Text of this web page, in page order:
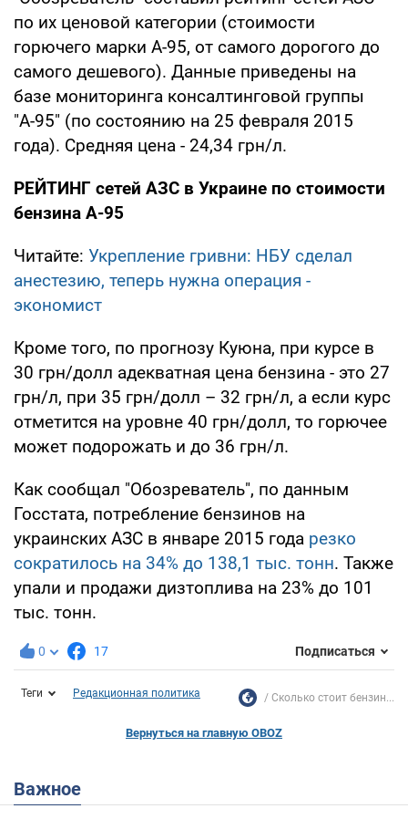
по их ценовой категории (стоимости
горючего марки А-95, от самого дорогого до
самого дешевого). Данные приведены на
базе мониторинга консалтинговой группы
"А-95" (по состоянию на 25 февраля 2015
года). Средняя цена - 24,34 грн/л.
РЕЙТИНГ сетей АЗС в Украине по стоимости
бензина А-95
Читайте: Укрепление гривни: НБУ сделал
анестезию, теперь нужна операция -
экономист
Кроме того, по прогнозу Куюна, при курсе в
30 грн/долл адекватная цена бензина - это 27
грн/л, при 35 грн/долл – 32 грн/л, а если курс
отметится на уровне 40 грн/долл, то горючее
может подорожать и до 36 грн/л.
Как сообщал "Обозреватель", по данным
Госстата, потребление бензинов на
украинских АЗС в январе 2015 года резко
сократилось на 34% до 138,1 тыс. тонн. Также
упали и продажи дизтоплива на 23% до 101
тыс. тонн.
0 17 Подписаться
Теги Редакционная политика Сколько стоит бензин...
Вернуться на главную OBOZ
Важное